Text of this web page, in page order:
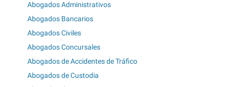
Abogados Administrativos
Abogados Bancarios
Abogados Civiles
Abogados Concursales
Abogados de Accidentes de Tráfico
Abogados de Custodia